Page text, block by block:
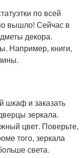
по всей
вышло! Сейчас в
декора.
Например, книги,
шкаф и заказать
зеркала.
цвет. Поверьте,
того, зеркала
света.